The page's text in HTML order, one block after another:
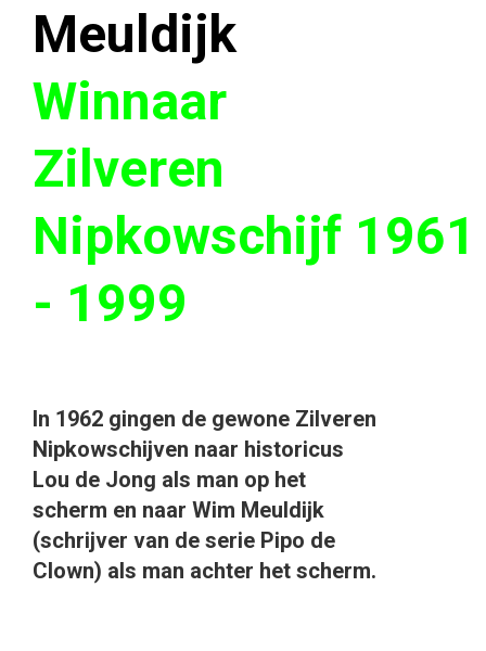
Meuldijk
Winnaar
Zilveren
Nipkowschijf 1961
- 1999
In 1962 gingen de gewone Zilveren
Nipkowschijven naar historicus
Lou de Jong als man op het
scherm en naar Wim Meuldijk
(schrijver van de serie Pipo de
Clown) als man achter het scherm.